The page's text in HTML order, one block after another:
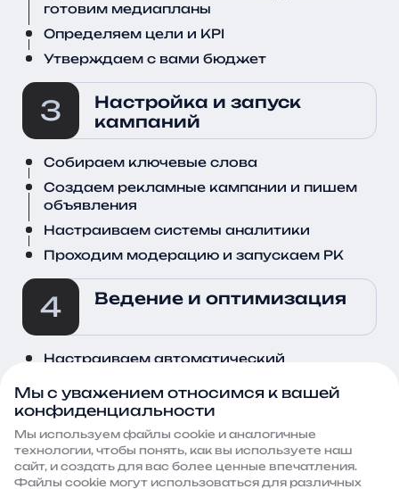
готовим медиапланы
Определяем цели и KPI
Утверждаем с вами бюджет
Настройка и запуск
кампаний
Собираем ключевые слова
Создаем рекламные кампании и пишем
объявления
Настраиваем системы аналитики
Проходим модерацию и запускаем РК
Ведение и оптимизация
Настраиваем автоматический
Собираем и анализируем статистику по
кампаниям
Корректируем и оптимизируем ставки
Работаем над улучшением показателей
Мы с уважением относимся к вашей
конфиденциальности
Мы используем файлы сооkie и аналогичные
технологии, чтобы понять, как вы используете наш
сайт, и создать для вас более ценные впечатления.
Файлы сооkie могут использоваться для различных